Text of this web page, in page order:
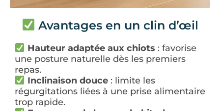
Avantages en un clin d’œil
Hauteur adaptée aux chiots : favorise
une posture naturelle dès les premiers
repas.
Inclinaison douce: limite les
régurgitations liées à une prise alimentaire
trop rapide.